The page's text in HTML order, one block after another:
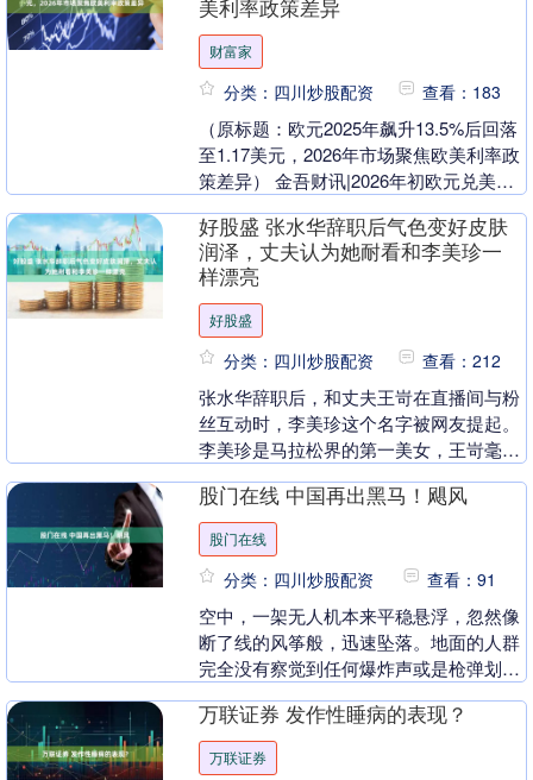
美利率政策差异
财富家
分类：四川炒股配资 查看：183
（原标题：欧元2025年飙升13.5%后回落
至1.17美元，2026年市场聚焦欧美利率政
策差异） 金吾财讯|2026年初欧元兑美元
好股盛 张水华辞职后气色变好皮肤
润泽，丈夫认为她耐看和李美珍一
样漂亮
好股盛
分类：四川炒股配资 查看：212
张水华辞职后，和丈夫王岢在直播间与粉
丝互动时，李美珍这个名字被网友提起。
李美珍是马拉松界的第一美女，王岢毫不
都在赞美李美珍的....
股门在线 中国再出黑马！飓风
股门在线
分类：四川炒股配资 查看：91
空中，一架无人机本来平稳悬浮，忽然像
断了线的风筝般，迅速坠落。地面的人群
完全没有察觉到任何爆炸声或是枪弹划破
情节，而是飓风-....
万联证券 发作性睡病的表现？
万联证券